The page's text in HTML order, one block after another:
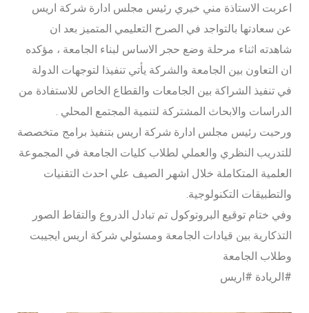
اعربت الاستاذة مني خيري رئيس مجلس ادارة شركة اريس
عن سعادتها بالتواجد في الصرح التعليمي المتميز بعد ان
شاهدته اثناء مرحلة وضع حجر الاساس لبناء الجامعة ، مؤكده
ان التعاون بين الجامعة والشركة يأتي تنفيذا لتوجهات الدولة
في تنفيذ الشراكة بين الجامعات والقطاع الخاص للاستفادة من
الدراسات والابحاث المشتركة لتنمية المجتمع المحلي .
ورحبت رئيس مجلس ادارة شركة اريس بتنفيذ برامج متخصصة
للتدريب النظري والعملي لطلاب كليات الجامعة في المجموعة
العلمية المتكاملة خلال اشهر الصيف علي احدث التقنيات
والتطبيقات التكنولوجية.
وفي ختام توقيع البروتوكول تم تبادل الدروع والتقاط الصور
التذكارية بين قيادات الجامعة ومسئولي شركة اريس ايجيبت
وطلاب الجامعة
#الريادة #اريس